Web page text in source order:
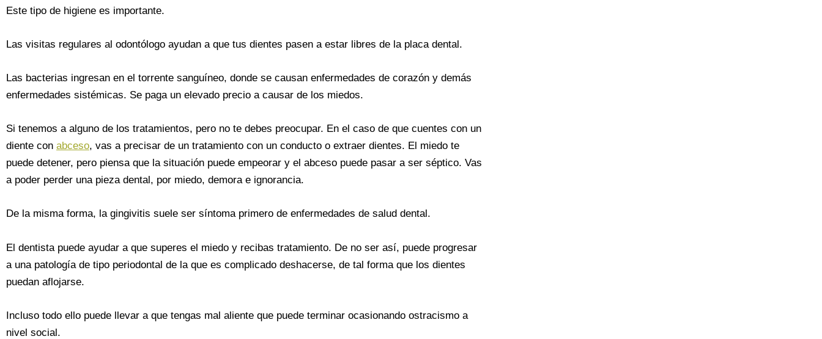
Este tipo de higiene es importante.
Las visitas regulares al odontólogo ayudan a que tus dientes pasen a estar libres de la placa dental.
Las bacterias ingresan en el torrente sanguíneo, donde se causan enfermedades de corazón y demás
enfermedades sistémicas. Se paga un elevado precio a causar de los miedos.
Si tenemos a alguno de los tratamientos, pero no te debes preocupar. En el caso de que cuentes con un
diente con abceso, vas a precisar de un tratamiento con un conducto o extraer dientes. El miedo te
puede detener, pero piensa que la situación puede empeorar y el abceso puede pasar a ser séptico. Vas
a poder perder una pieza dental, por miedo, demora e ignorancia.
De la misma forma, la gingivitis suele ser síntoma primero de enfermedades de salud dental.
El dentista puede ayudar a que superes el miedo y recibas tratamiento. De no ser así, puede progresar
a una patología de tipo periodontal de la que es complicado deshacerse, de tal forma que los dientes
puedan aflojarse.
Incluso todo ello puede llevar a que tengas mal aliente que puede terminar ocasionando ostracismo a
nivel social.